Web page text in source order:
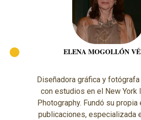
ELENA MOGOLLÓN
Diseñadora gráfica y
con estudios en el New York
Photography. Fundó su propia
publicaciones, especializada